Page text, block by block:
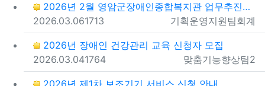
2026년 2월 영암군장애인종합복지관 업무추진비 지출내…
등록자
기획운영지원팀회계
등록일
2026.03.06조회
1713
2026년 장애인 건강관리 교육 신청자 모집
등록자
맞춤기능향상팀2
등록일
2026.03.04조회
1764
2026년 제1차 보조기기 서비스 신청 안내